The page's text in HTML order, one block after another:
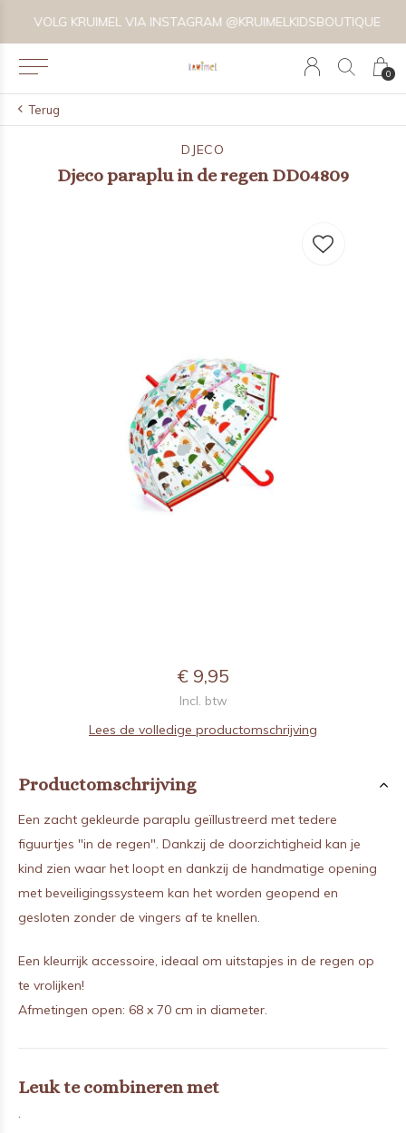
0
VOLG KRUIMEL VIA INSTAGRAM @KRUIMELKIDSBOUTIQUE
Terug
DJECO
Djeco paraplu in de regen DD04809
€ 9,95
Incl. btw
Lees de volledige productomschrijving
Productomschrijving
Een zacht gekleurde paraplu geïllustreerd met tedere
figuurtjes "in de regen". Dankzij de doorzichtigheid kan je
kind zien waar het loopt en dankzij de handmatige opening
met beveiligingssysteem kan het worden geopend en
gesloten zonder de vingers af te knellen.
Een kleurrijk accessoire, ideaal om uitstapjes in de regen op
te vrolijken!
Afmetingen open: 68 x 70 cm in diameter.
Leuk te combineren met
.